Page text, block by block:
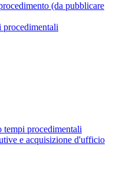
(da pubblicare
tempi procedimentali
e acquisizione d'ufficio